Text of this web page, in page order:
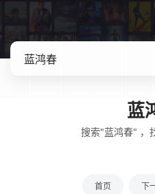
蓝
搜索"蓝鸿春" ，
首页 下